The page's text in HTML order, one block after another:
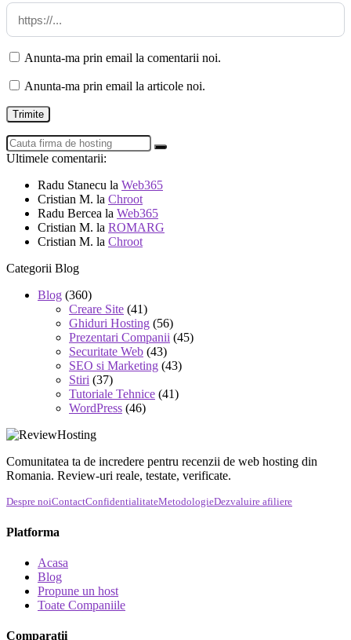
Anunta-ma prin email la comentarii noi.
Anunta-ma prin email la articole noi.
Ultimele comentarii:
Radu Stanecu la Web365
Cristian M. la Chroot
Radu Bercea la Web365
Cristian M. la ROMARG
Cristian M. la Chroot
Categorii Blog
Blog (360)
Creare Site (41)
Ghiduri Hosting (56)
Prezentari Companii (45)
Securitate Web (43)
SEO si Marketing (43)
Stiri (37)
Tutoriale Tehnice (41)
WordPress (46)
Comunitatea ta de incredere pentru recenzii de web hosting din
Romania. Review-uri reale, testate, verificate.
Despre noiContactConfidentialitateMetodologieDezvaluire afiliere
Platforma
Acasa
Blog
Propune un host
Toate Companiile
Comparatii